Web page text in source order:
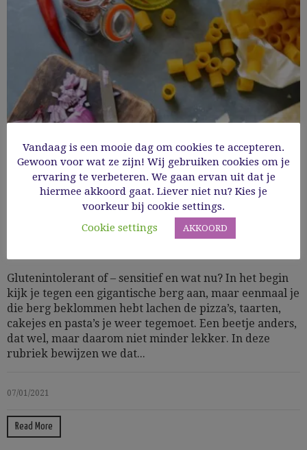
GlutenVrij eten, en nu?
Glutenintolerant of – sensitief en wat nu? In het begin
kijk je tegen een gigantische berg aan, maar eenmaal je
die berg beklommen hebt lachen de pizza’s, taarten,
cakejes en pasta’s je weer tegemoet. Een beetje anders,
dat wel, maar daarom niet minder lekker. In deze
rubriek bewijzen we dat...
07/01/2021
Read More
Vandaag is een mooie dag om cookies te accepteren.
Gewoon voor wat ze zijn! Wij gebruiken cookies om je
ervaring te verbeteren. We gaan ervan uit dat je
hiermee akkoord gaat. Liever niet nu? Kies je
voorkeur bij cookie settings.
Cookie settings
AKKOORD